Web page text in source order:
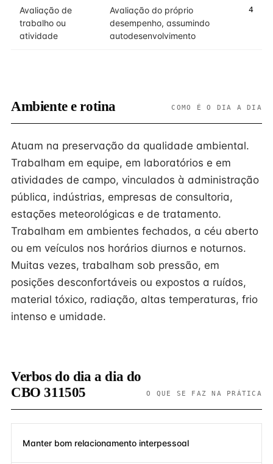
Avaliação de
trabalho ou
atividade
Avaliação do próprio
desempenho, assumindo
autodesenvolvimento
4
Ambiente e rotina COMO É O DIA A DIA
Atuam na preservação da qualidade ambiental.
Trabalham em equipe, em laboratórios e em
atividades de campo, vinculados à administração
pública, indústrias, empresas de consultoria,
estações meteorológicas e de tratamento.
Trabalham em ambientes fechados, a céu aberto
ou em veículos nos horários diurnos e noturnos.
Muitas vezes, trabalham sob pressão, em
posições desconfortáveis ou expostos a ruídos,
material tóxico, radiação, altas temperaturas, frio
intenso e umidade.
Verbos do dia a dia do
CBO 311505
O QUE SE FAZ NA PRÁTICA
Manter bom relacionamento interpessoal